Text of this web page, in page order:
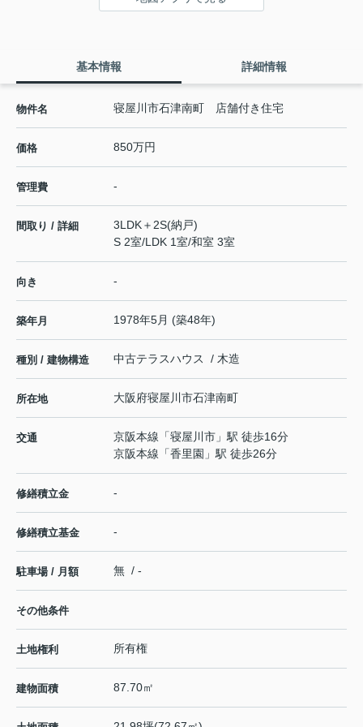
基本情報 詳細情報
物件名 寝屋川市石津南町 店舗付き住宅
価格 850万円
管理費 -
間取り / 詳細
3LDK＋2S(納戸)
S 2室/LDK 1室/和室 3室
向き -
築年月 1978年5月 (築48年)
種別 / 建物構造 中古テラスハウス / 木造
所在地 大阪府寝屋川市石津南町
交通 京阪本線 「寝屋川市 」駅 徒歩16分
京阪本線 「香里園 」駅 徒歩26分
修繕積立金 -
修繕積立基金 -
駐車場 / 月額 無 / -
その他条件
土地権利 所有権
建物面積 87.70㎡